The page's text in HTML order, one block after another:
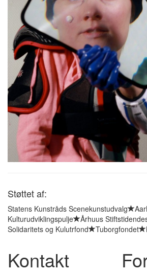
Støttet af:
Statens Kunstråds Scenekunstudvalg
Kulturudviklingspulje
Århuus
Solidaritets og Kulutrfond
Tuborgfondet
Kontakt